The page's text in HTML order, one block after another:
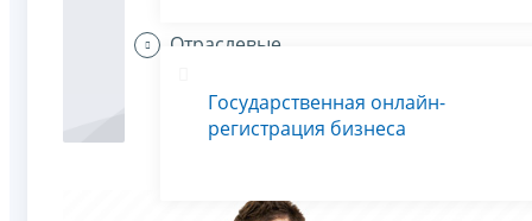
Отраслевые
Государственная онлайн-
регистрация бизнеса